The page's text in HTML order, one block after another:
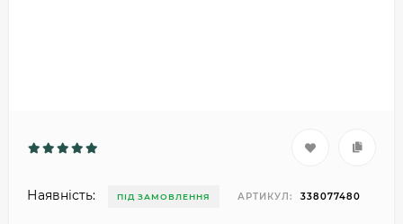
Наявність: ПІД ЗАМОВЛЕННЯ АРТИКУЛ: 338077480